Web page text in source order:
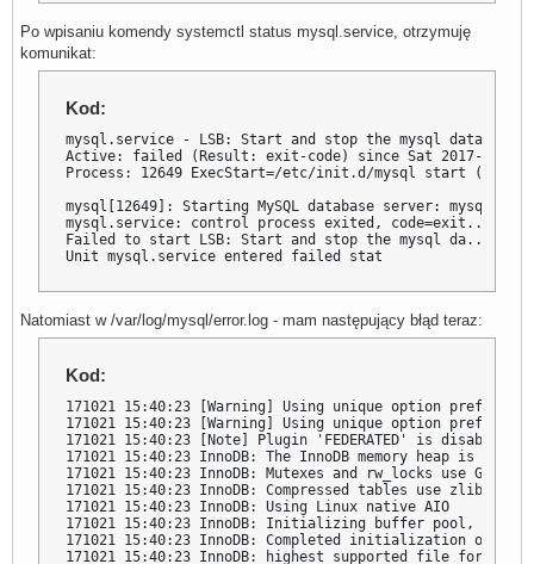
Po wpisaniu komendy systemctl status mysql.service, otrzymuję
komunikat:
Kod:
mysql.service - LSB: Start and stop the mysql database
Active: failed (Result: exit-code) since Sat 2017-10-21
Process: 12649 ExecStart=/etc/init.d/mysql start
mysql[12649]: Starting MySQL database server:
mysql.service: control process exited, code=exit...s=1
Failed to start LSB: Start and stop the mysql da...on
Unit mysql.service entered failed stat
Natomiast w /var/log/mysql/error.log - mam następujący błąd teraz:
Kod:
171021 15:40:23 [Warning] Using unique option prefix
171021 15:40:23 [Warning] Using unique option prefix
171021 15:40:23 [Note] Plugin 'FEDERATED' is disabled.
171021 15:40:23 InnoDB: The InnoDB memory heap is
171021 15:40:23 InnoDB: Mutexes and rw_locks use GCC
171021 15:40:23 InnoDB: Compressed tables use zlib 1.2.8
171021 15:40:23 InnoDB: Using Linux native AIO
171021 15:40:23 InnoDB: Initializing buffer pool, size =
171021 15:40:23 InnoDB: Completed initialization of
171021 15:40:23 InnoDB: highest supported file format